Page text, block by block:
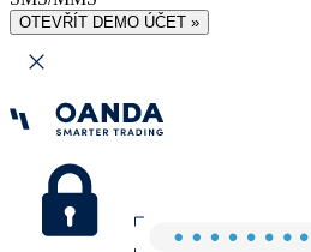
OTEVŘÍT DEMO ÚČET »